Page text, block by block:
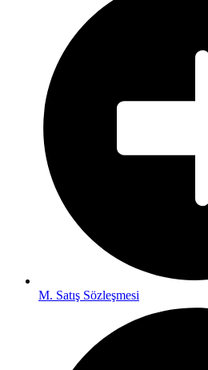
M. Satış Sözleşmesi